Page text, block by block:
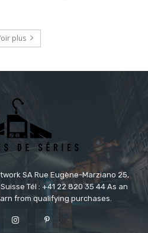
plus
SA Rue Eugène-Marziano 25,
Tél : +41 22 820 35 44 As an
from qualifying purchases.